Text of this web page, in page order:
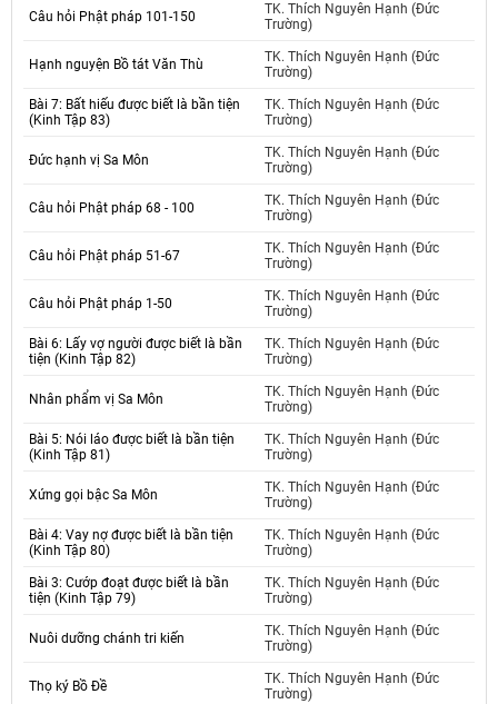
Câu hỏi Phật pháp 101-150
TK. Thích Nguyên Hạnh (Đức
Trường)
Hạnh nguyện Bồ tát Văn Thù
TK. Thích Nguyên Hạnh (Đức
Trường)
Bài 7: Bất hiếu được biết là bần tiện
(Kinh Tập 83)
TK. Thích Nguyên Hạnh (Đức
Trường)
Đức hạnh vị Sa Môn
TK. Thích Nguyên Hạnh (Đức
Trường)
Câu hỏi Phật pháp 68 - 100
TK. Thích Nguyên Hạnh (Đức
Trường)
Câu hỏi Phật pháp 51-67
TK. Thích Nguyên Hạnh (Đức
Trường)
Câu hỏi Phật pháp 1-50
TK. Thích Nguyên Hạnh (Đức
Trường)
Bài 6: Lấy vợ người được biết là bần
tiện (Kinh Tập 82)
TK. Thích Nguyên Hạnh (Đức
Trường)
Nhân phẩm vị Sa Môn
TK. Thích Nguyên Hạnh (Đức
Trường)
Bài 5: Nói láo được biết là bần tiện
(Kinh Tập 81)
TK. Thích Nguyên Hạnh (Đức
Trường)
Xứng gọi bậc Sa Môn
TK. Thích Nguyên Hạnh (Đức
Trường)
Bài 4: Vay nợ được biết là bần tiện
(Kinh Tập 80)
TK. Thích Nguyên Hạnh (Đức
Trường)
Bài 3: Cướp đoạt được biết là bần
tiện (Kinh Tập 79)
TK. Thích Nguyên Hạnh (Đức
Trường)
Nuôi dưỡng chánh tri kiến
TK. Thích Nguyên Hạnh (Đức
Trường)
Thọ ký Bồ Đề
TK. Thích Nguyên Hạnh (Đức
Trường)